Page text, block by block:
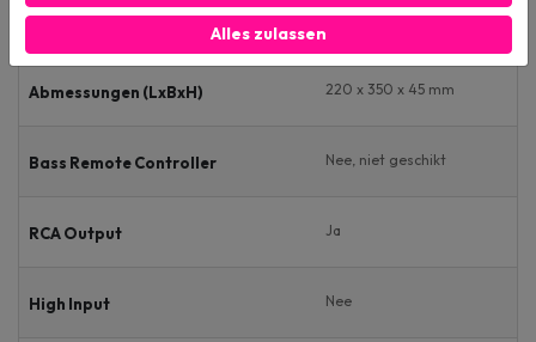
Bass Boost 0-12dB (traploos)
Abmessungen (LxBxH) 220 x 350 x 45 mm
Bass Remote Controller Nee, niet geschikt
RCA Output Ja
High Input Nee
Alles zulassen